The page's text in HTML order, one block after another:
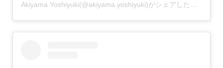
Akiyama Yoshiyuki(@akiyama.yoshiyuki)がシェアした投稿